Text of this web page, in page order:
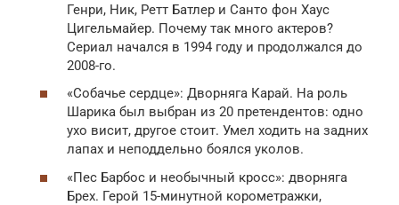
Генри, Ник, Ретт Батлер и Санто фон Хаус
Цигельмайер. Почему так много актеров?
Сериал начался в 1994 году и продолжался до
2008-го.
«Собачье сердце»: Дворняга Карай. На роль
Шарика был выбран из 20 претендентов: одно
ухо висит, другое стоит. Умел ходить на задних
лапах и неподдельно боялся уколов.
«Пес Барбос и необычный кросс»: дворняга
Брех. Герой 15-минутной корометражки,